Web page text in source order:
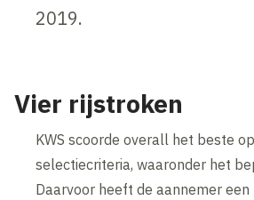
2019.
Vier rijstroken
KWS scoorde overall het beste
selectiecriteria, waaronder het
Daarvoor heeft de aannemer